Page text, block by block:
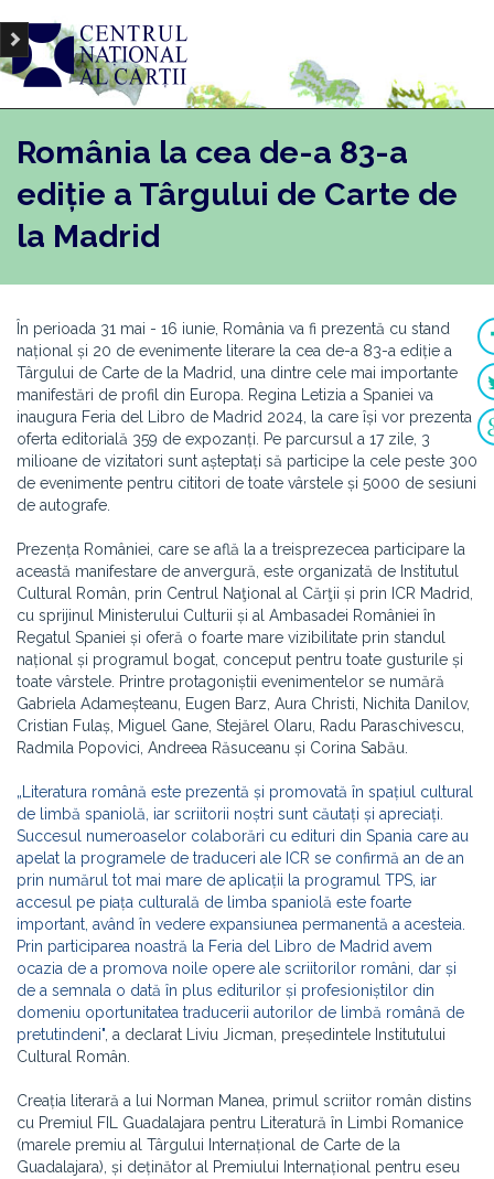
România la cea de-a 83-a
ediție a Târgului de Carte de
la Madrid
În perioada 31 mai - 16 iunie, România va fi prezentă cu stand
național și 20 de evenimente literare la cea de-a 83-a ediție a
Târgului de Carte de la Madrid, una dintre cele mai importante
manifestări de profil din Europa. Regina Letizia a Spaniei va
inaugura Feria del Libro de Madrid 2024, la care își vor prezenta
oferta editorială 359 de expozanți. Pe parcursul a 17 zile, 3
milioane de vizitatori sunt așteptați să participe la cele peste 300
de evenimente pentru cititori de toate vârstele și 5000 de sesiuni
de autografe.
Prezența României, care se află la a treisprezecea participare la
această manifestare de anvergură, este organizată de Institutul
Cultural Român, prin Centrul Naţional al Cărţii și prin ICR Madrid,
cu sprijinul Ministerului Culturii și al Ambasadei României în
Regatul Spaniei și oferă o foarte mare vizibilitate prin standul
național și programul bogat, conceput pentru toate gusturile și
toate vârstele. Printre protagoniștii evenimentelor se numără
Gabriela Adameșteanu, Eugen Barz, Aura Christi, Nichita Danilov,
Cristian Fulaș, Miguel Gane, Stejărel Olaru, Radu Paraschivescu,
Radmila Popovici, Andreea Răsuceanu și Corina Sabău.
„Literatura română este prezentă și promovată în spațiul cultural
de limbă spaniolă, iar scriitorii noștri sunt căutați și apreciați.
Succesul numeroaselor colaborări cu edituri din Spania care au
apelat la programele de traduceri ale ICR se confirmă an de an
prin numărul tot mai mare de aplicații la programul TPS, iar
accesul pe piața culturală de limba spaniolă este foarte
important, având în vedere expansiunea permanentă a acesteia.
Prin participarea noastră la Feria del Libro de Madrid avem
ocazia de a promova noile opere ale scriitorilor români, dar și
de a semnala o dată în plus editurilor și profesioniștilor din
domeniu oportunitatea traducerii autorilor de limbă română de
pretutindeni" , a declarat Liviu Jicman, președintele Institutului
Cultural Român.
Creația literară a lui Norman Manea, primul scriitor român distins
cu Premiul FIL Guadalajara pentru Literatură în Limbi Romanice
(marele premiu al Târgului Internațional de Carte de la
Guadalajara), și deținător al Premiului Internațional pentru eseu